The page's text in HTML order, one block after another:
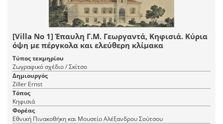
[Villa Νo 1] Έπαυλη Γ.Μ. Γεωργαντά, Κηφισιά. Κύρια
όψη με πέργκολα και ελεύθερη κλίμακα
Τύπος τεκμηρίου
Ζωγραφικό σχέδιο / Σκίτσο
Δημιουργός
Ziller Ernst
Τόπος
Κηφισιά
Φορέας
Εθνική Πινακοθήκη και Μουσείο Αλέξανδρου Σούτσου